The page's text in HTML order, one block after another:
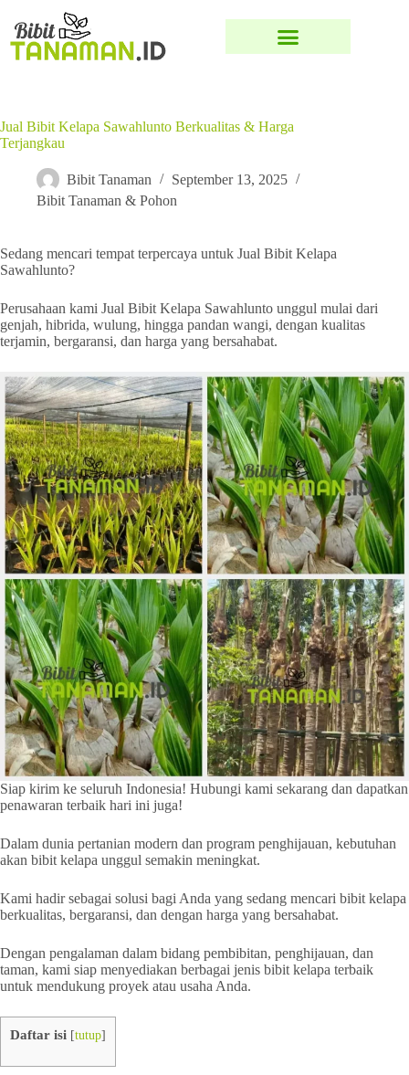
Jual Bibit Kelapa Sawahlunto Berkualitas & Harga
Terjangkau
Bibit Tanaman
September 13, 2025
Bibit Tanaman & Pohon
Sedang mencari tempat terpercaya untuk Jual Bibit Kelapa
Sawahlunto?
Perusahaan kami Jual Bibit Kelapa Sawahlunto unggul mulai dari
genjah, hibrida, wulung, hingga pandan wangi, dengan kualitas
terjamin, bergaransi, dan harga yang bersahabat.
Siap kirim ke seluruh Indonesia! Hubungi kami sekarang dan dapatkan
penawaran terbaik hari ini juga!
Dalam dunia pertanian modern dan program penghijauan, kebutuhan
akan bibit kelapa unggul semakin meningkat.
Kami hadir sebagai solusi bagi Anda yang sedang mencari bibit kelapa
berkualitas, bergaransi, dan dengan harga yang bersahabat.
Dengan pengalaman dalam bidang pembibitan, penghijauan, dan
taman, kami siap menyediakan berbagai jenis bibit kelapa terbaik
untuk mendukung proyek atau usaha Anda.
Daftar isi [tutup]